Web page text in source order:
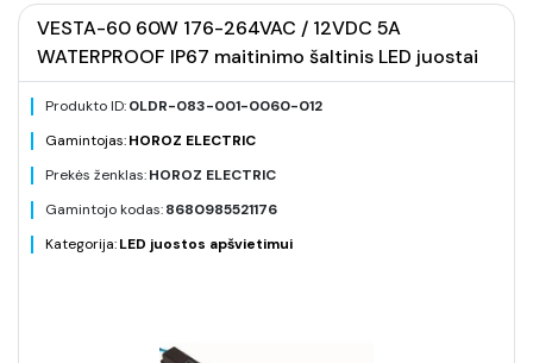
VESTA-60 60W 176-264VAC / 12VDC 5A
WATERPROOF IP67 maitinimo šaltinis LED juostai
Produkto ID:0LDR-083-001-0060-012
Gamintojas:HOROZ ELECTRIC
Prekės ženklas:HOROZ ELECTRIC
Gamintojo kodas:8680985521176
Kategorija:LED juostos apšvietimui